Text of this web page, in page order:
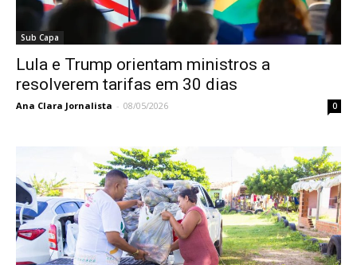
Sub Capa
Lula e Trump orientam ministros a
resolverem tarifas em 30 dias
Ana Clara Jornalista - 08/05/2026 0